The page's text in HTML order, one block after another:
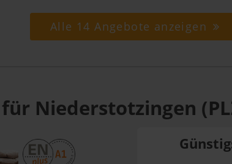
Alle 14 Angebote anzeigen
Niederstotzingen